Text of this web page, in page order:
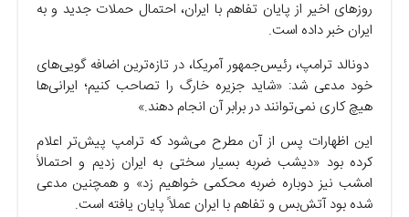
روزهای اخیر از پایان تفاهم با ایران، احتمال حملات جدید و به
ایران خبر داده است.
دونالد ترامپ، رئیس‌جمهور آمریکا، در تازه‌ترین اضافه گویی‌های
خود مدعی شد: «شاید جزیره خارگ را تصاحب کنیم؛ ایرانی‌ها
هیچ کاری نمی‌توانند در برابر آن انجام دهند.»
این اظهارات پس از آن مطرح می‌شود که ترامپ پیش‌تر اعلام
کرده بود «دیشب ضربه بسیار سختی به ایران زدیم و احتمالاً
امشب نیز دوباره ضربه محکمی خواهیم زد» و همچنین مدعی
شده بود آتش‌بس و تفاهم با ایران عملاً پایان یافته است.